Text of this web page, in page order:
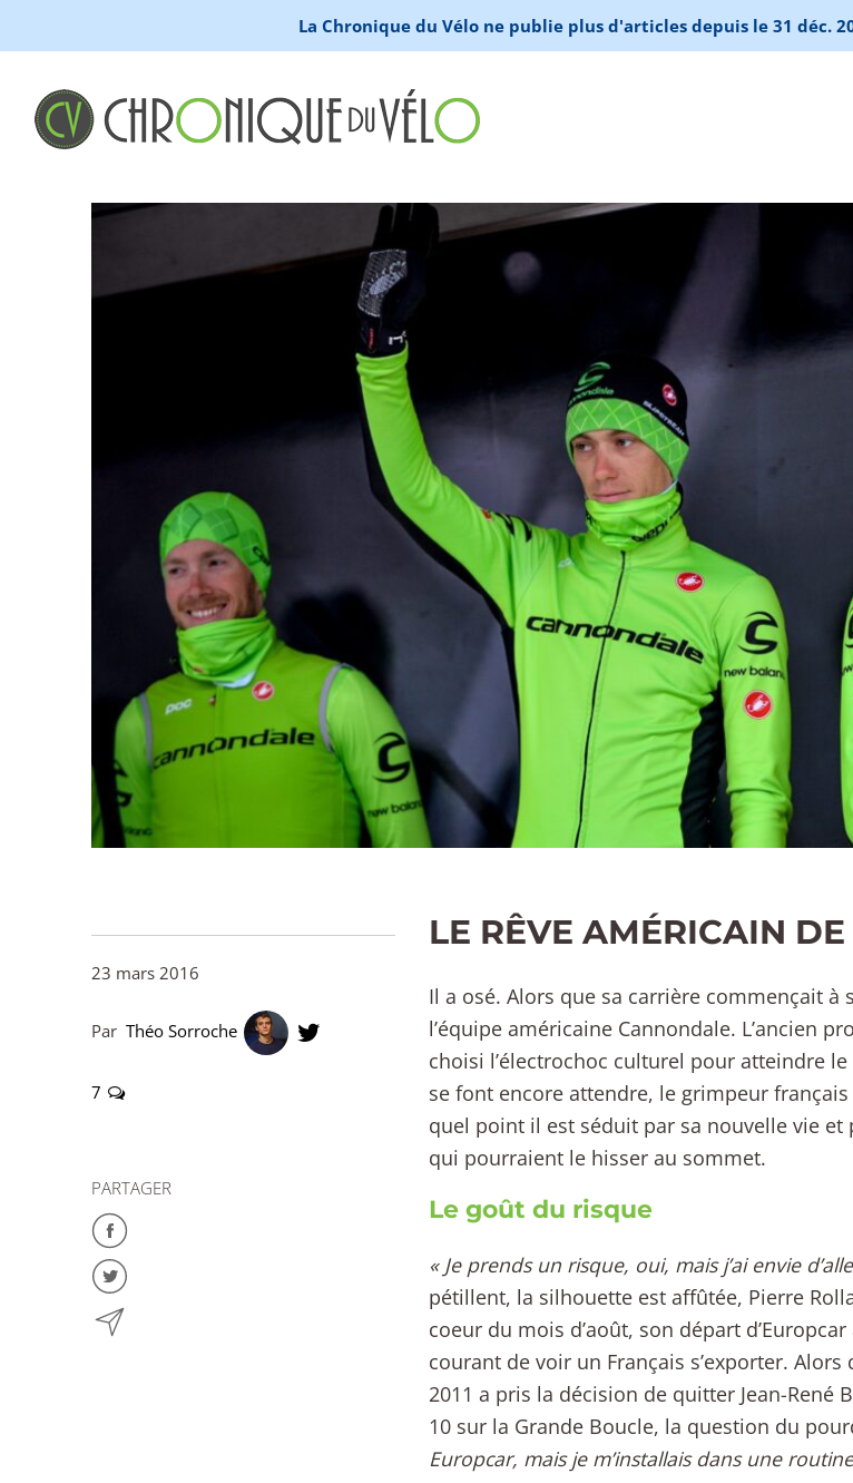
La Chronique du Vélo ne publie plus d'articles depuis le 31 déc.
23 mars 2016
ParThéo Sorroche
7
PARTAGER
LE RÊVE AMÉRICAIN
Il a osé. Alors que sa carrière commençait à
l’équipe américaine Cannondale. L’ancien
choisi l’électrochoc culturel pour atteindre
se font encore attendre, le grimpeur
quel point il est séduit par sa nouvelle vie et
qui pourraient le hisser au sommet.
Le goût du risque
« Je prends un risque, oui, mais j’ai envie
pétillent, la silhouette est affûtée, Pierre
coeur du mois d’août, son départ
courant de voir un Français s’exporter.
2011 a pris la décision de quitter Jean-René
10 sur la Grande Boucle, la question du
Europcar, mais je m’installais dans une